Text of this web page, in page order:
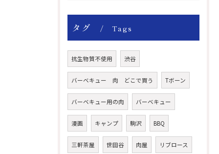
タグ Tags
抗生物質不使用 渋谷
バーベキュー 肉 どこで買う Tボーン
バーベキュー用の肉 バーベキュー
漫画 キャンプ 駒沢 BBQ
三軒茶屋 世田谷 肉屋 リブロース